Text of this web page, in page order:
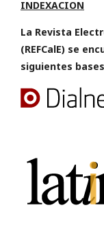
INDEXACION
La Revista
(REFCalE) se
siguientes